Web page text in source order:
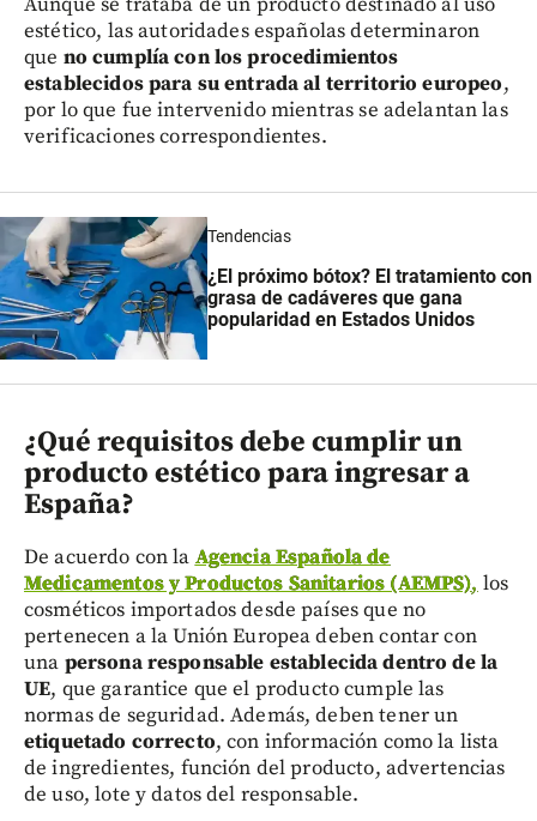
estético, las autoridades españolas determinaron
que no cumplía con los procedimientos
establecidos para su entrada al territorio europeo,
por lo que fue intervenido mientras se adelantan las
verificaciones correspondientes.
Tendencias
¿El próximo bótox? El tratamiento con
grasa de cadáveres que gana
popularidad en Estados Unidos
¿Qué requisitos debe cumplir un
producto estético para ingresar a
España?
De acuerdo con la Agencia Española de
Medicamentos y Productos Sanitarios (AEMPS), los
cosméticos importados desde países que no
pertenecen a la Unión Europea deben contar con
una persona responsable establecida dentro de la
UE, que garantice que el producto cumple las
normas de seguridad. Además, deben tener un
etiquetado correcto, con información como la lista
de ingredientes, función del producto, advertencias
de uso, lote y datos del responsable.